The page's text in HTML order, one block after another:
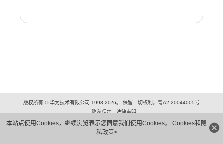
本站点使用Cookies，继续浏览表示您同意我们使用Cookies。 Cookies和隐
私政策>
版权所有 © 华为技术有限公司 1998-2026。 保留一切权利。粤A2-20044005号
隐私保护
法律声明